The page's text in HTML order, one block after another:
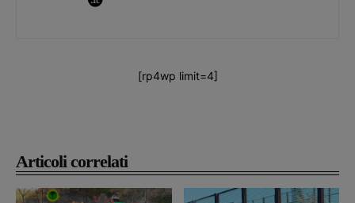
Articoli correlati
[rp4wp limit=4]